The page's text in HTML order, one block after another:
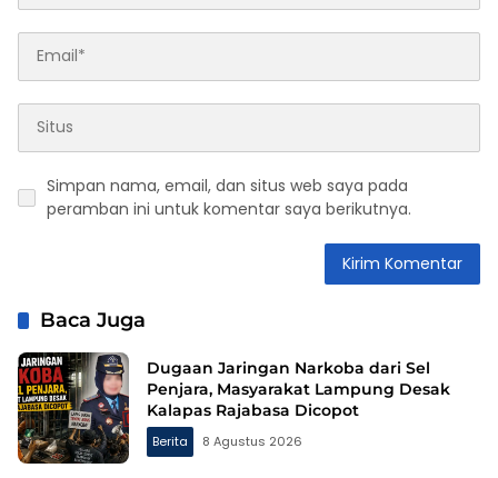
Simpan nama, email, dan situs web saya pada
peramban ini untuk komentar saya berikutnya.
Baca Juga
Dugaan Jaringan Narkoba dari Sel
Penjara, Masyarakat Lampung Desak
Kalapas Rajabasa Dicopot
Berita 8 Agustus 2026